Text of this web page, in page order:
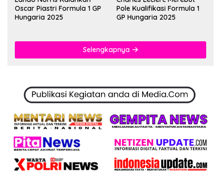
Oscar Piastri Formula 1 GP
Hungaria 2025
Pole Kualifikasi Formula 1
GP Hungaria 2025
Selengkapnya